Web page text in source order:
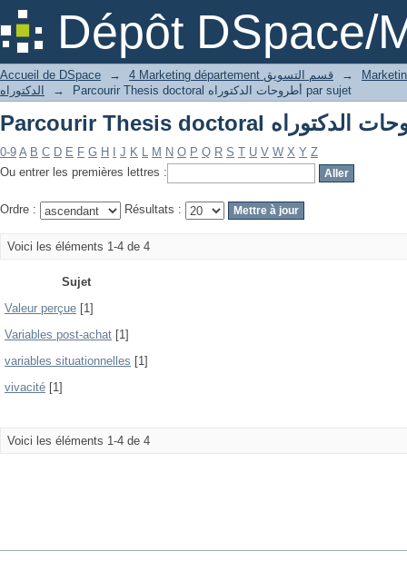
Dépôt DSpace/
Accueil de DSpace → 4 Marketing département قسم التسويق
→
الدكتوراه
→ Parcourir Thesis doctoral أطروحات الدكتوراه par sujet
0-9 A B C D E F G H J K L M N O P Q R S T U V W X Y Z
Ou entrer les premières lettres :
Ordre : Résultats :
Voici les éléments 1-4 de 4
Sujet
Valeur perçue [1]
Variables post-achat [1]
variables situationnelles [1]
vivacité [1]
Voici les éléments 1-4 de 4